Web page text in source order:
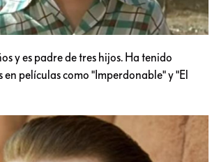
y es padre de tres hijos. Ha tenido
en películas como "Imperdonable" y "El